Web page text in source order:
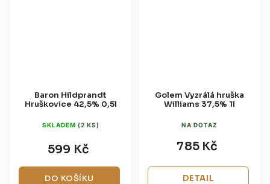
Baron Hildprandt
Hruškovice 42,5% 0,5l
SKLADEM (2 KS)
599 Kč
DO KOŠÍKU
Golem Vyzrálá hruška
Williams 37,5% 1l
NA DOTAZ
785 Kč
DETAIL